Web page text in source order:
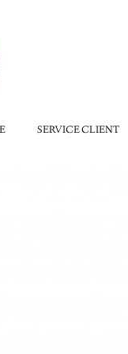
SERVICE CLIENT